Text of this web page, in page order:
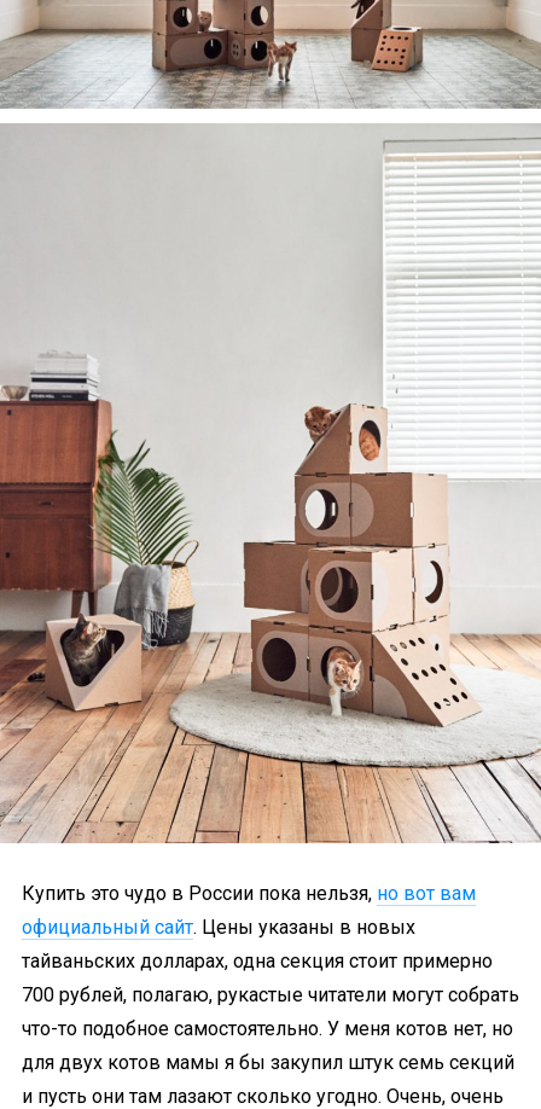
Купить это чудо в России пока нельзя, но вот вам
официальный сайт. Цены указаны в новых
тайваньских долларах, одна секция стоит примерно
700 рублей, полагаю, рукастые читатели могут собрать
что-то подобное самостоятельно. У меня котов нет, но
для двух котов мамы я бы закупил штук семь секций
и пусть они там лазают сколько угодно. Очень, очень